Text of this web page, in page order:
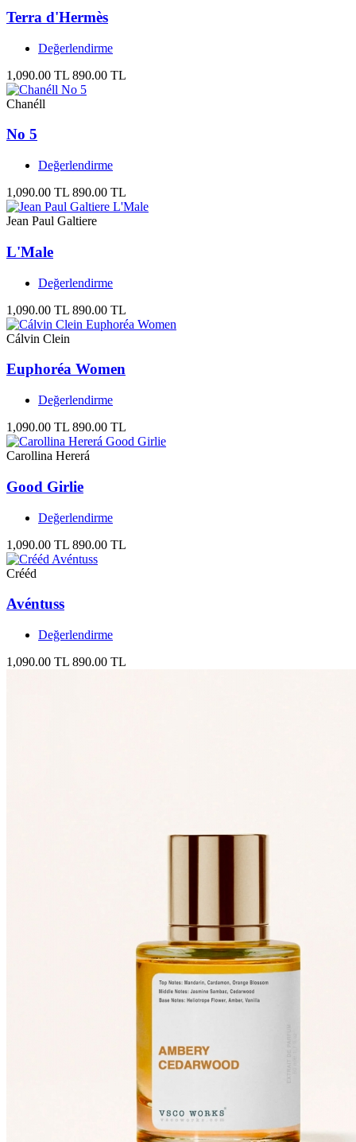
Terra d'Hermès
Değerlendirme
1,090.00 TL 890.00 TL
Chanéll
No 5
Değerlendirme
1,090.00 TL 890.00 TL
Jean Paul Galtiere
L'Male
Değerlendirme
1,090.00 TL 890.00 TL
Cálvin Clein
Euphoréa Women
Değerlendirme
1,090.00 TL 890.00 TL
Carollina Hererá
Good Girlie
Değerlendirme
1,090.00 TL 890.00 TL
Crééd
Avéntuss
Değerlendirme
1,090.00 TL 890.00 TL